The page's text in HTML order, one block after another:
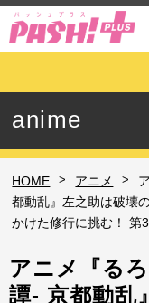
anime
HOME > アニメ >
都動乱』左之助は破壊
かけた修行に挑む！ 第
アニメ『る
譚- 京都動乱